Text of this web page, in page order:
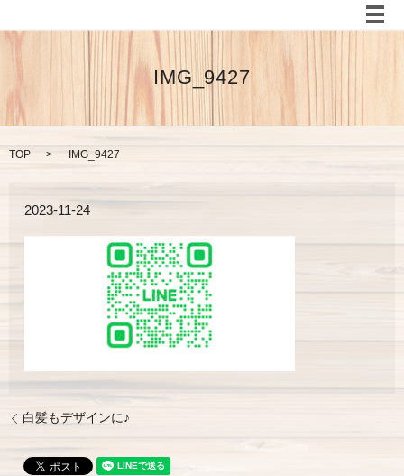
メ
IMG_9427
TOP IMG_9427
2023-11-24
白髪もデザインに♪